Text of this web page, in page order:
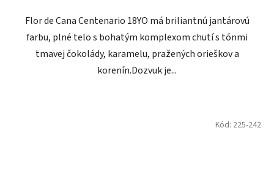
Flor de Cana Centenario 18YO má briliantnú jantárovú
farbu, plné telo s bohatým komplexom chutí s tónmi
tmavej čokolády, karamelu, pražených orieškov a
korenín.Dozvuk je...
Kód: 225-242